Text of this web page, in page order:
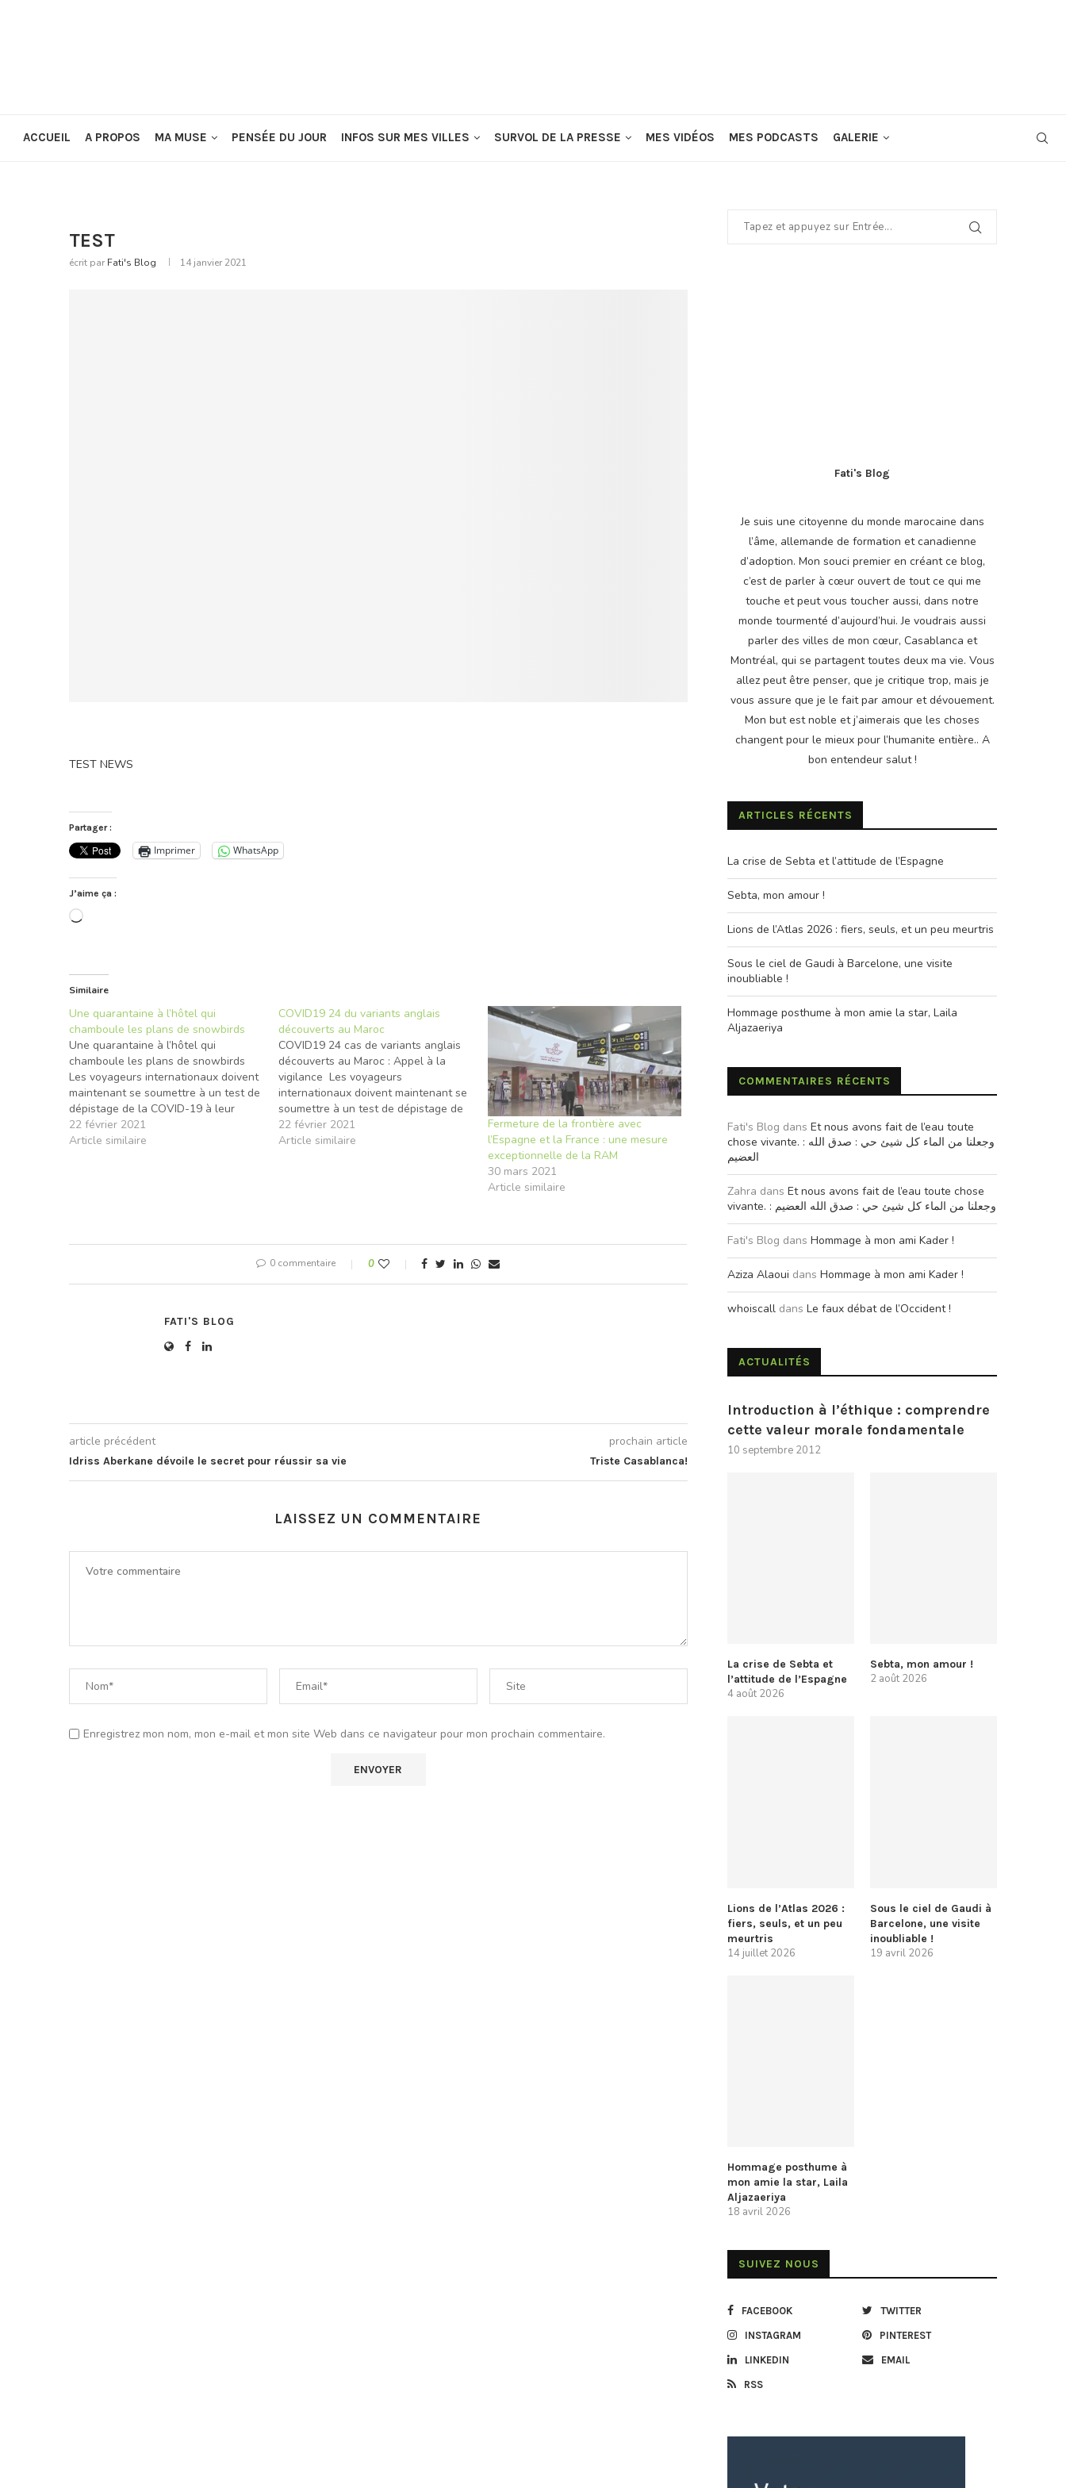
ACCUEIL A PROPOS MA MUSE PENSÉE DU JOUR INFOS SUR MES VILLES SURVOL DE LA PRESSE MES VIDÉOS MES PODCASTS GALERIE
TEST
écrit par Fati's Blog 14 janvier 2021
TEST NEWS
Partager :
Imprimer WhatsApp
J’aime ça :
Chargement…
Similaire
Une quarantaine à l’hôtel qui
chamboule les plans de snowbirds
Une quarantaine à l’hôtel qui
chamboule les plans de snowbirds
Les voyageurs internationaux doivent
maintenant se soumettre à un test de
dépistage de la COVID-19 à leur
arrivée au Canada. Ceux qui arrivent
par la voie des airs devront effectuer
22 février 2021
Article similaire
COVID19 24 du variants anglais
découverts au Maroc
COVID19 24 cas de variants anglais
découverts au Maroc : Appel à la
vigilance Les voyageurs
internationaux doivent maintenant se
soumettre à un test de dépistage de
la COVID-19 à leur arrivée au
Canada. Ceux qui arrivent par la voie
22 février 2021
Article similaire
Fermeture de la frontière avec
l’Espagne et la France : une mesure
exceptionnelle de la RAM
30 mars 2021
Article similaire
0 commentaire 0
FATI'S BLOG
article précédent
Idriss Aberkane dévoile le secret pour réussir sa vie
prochain article
Triste Casablanca!
LAISSEZ UN COMMENTAIRE
Enregistrez mon nom, mon e-mail et mon site Web dans ce navigateur pour mon prochain commentaire.
Fati's Blog
Je suis une citoyenne du monde marocaine dans
l’âme, allemande de formation et canadienne
d’adoption. Mon souci premier en créant ce blog,
c’est de parler à cœur ouvert de tout ce qui me
touche et peut vous toucher aussi, dans notre
monde tourmenté d’aujourd’hui. Je voudrais aussi
parler des villes de mon cœur, Casablanca et
Montréal, qui se partagent toutes deux ma vie. Vous
allez peut être penser, que je critique trop, mais je
vous assure que je le fait par amour et dévouement.
Mon but est noble et j’aimerais que les choses
changent pour le mieux pour l’humanite entière.. A
bon entendeur salut !
ARTICLES RÉCENTS
La crise de Sebta et l’attitude de l’Espagne
Sebta, mon amour !
Lions de l’Atlas 2026 : fiers, seuls, et un peu meurtris
Sous le ciel de Gaudi à Barcelone, une visite
inoubliable !
Hommage posthume à mon amie la star, Laila
Aljazaeriya
COMMENTAIRES RÉCENTS
Fati's Blog dans Et nous avons fait de l’eau toute
chose vivante. : وجعلنا من الماء كل شيئ حي : صدق الله
العضيم
Zahra dans Et nous avons fait de l’eau toute chose
vivante. : وجعلنا من الماء كل شيئ حي : صدق الله العضيم
Fati's Blog dans Hommage à mon ami Kader !
Aziza Alaoui dans Hommage à mon ami Kader !
whoiscall dans Le faux débat de l’Occident !
ACTUALITÉS
Introduction à l’éthique : comprendre
cette valeur morale fondamentale
10 septembre 2012
La crise de Sebta et
l’attitude de l’Espagne
4 août 2026
Sebta, mon amour !
2 août 2026
Lions de l’Atlas 2026 :
fiers, seuls, et un peu
meurtris
14 juillet 2026
Sous le ciel de Gaudi à
Barcelone, une visite
inoubliable !
19 avril 2026
Hommage posthume à
mon amie la star, Laila
Aljazaeriya
18 avril 2026
SUIVEZ NOUS
FACEBOOK TWITTER
INSTAGRAM PINTEREST
LINKEDIN EMAIL
RSS